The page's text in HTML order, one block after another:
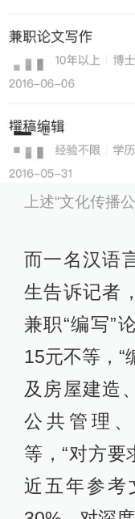
上述“文化传播
而一名汉语
生告诉记者
兼职“编写”
15元不等，“
及房屋建造
公共管理
等，“对方要
近五年参考